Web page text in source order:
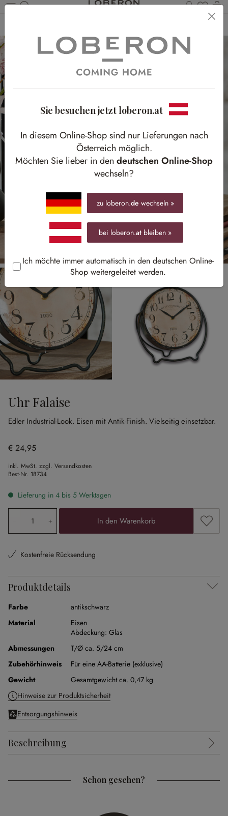
Du
Uhr Falaise
Edler Industrial-Look. Eisen mit Antik-Finish. Vielseitig einsetzbar.
€ 24,95
inkl. MwSt. zzgl. Versandkosten
Best-Nr. 18734
Lieferung in 4 bis 5 Werktagen
Produkt Anzahl: Gib den gewünschten Wert ein oder
In den Warenkorb Zum
Kostenfreie Rücksendung
Produktdetails
Farbe
antikschwarz
Material
Eisen
Abdeckung: Glas
Abmessungen
T/Ø ca. 5/24 cm
Zubehörhinweis
Für eine AA-Batterie (exklusive)
Gewicht
Gesamtgewicht ca. 0,47 kg
Hinweise zur Produktsicherheit
Entsorgungshinweis
Beschreibung
Schon gesehen?
Sie besuchen jetzt loberon.at
In diesem Online-Shop sind nur Lieferungen nach
Österreich möglich.
Möchten Sie lieber in den deutschen Online-Shop
wechseln?
zu loberon.de wechseln »
bei loberon.at bleiben »
Ich möchte immer automatisch in den deutschen Online-
Shop weitergeleitet werden.